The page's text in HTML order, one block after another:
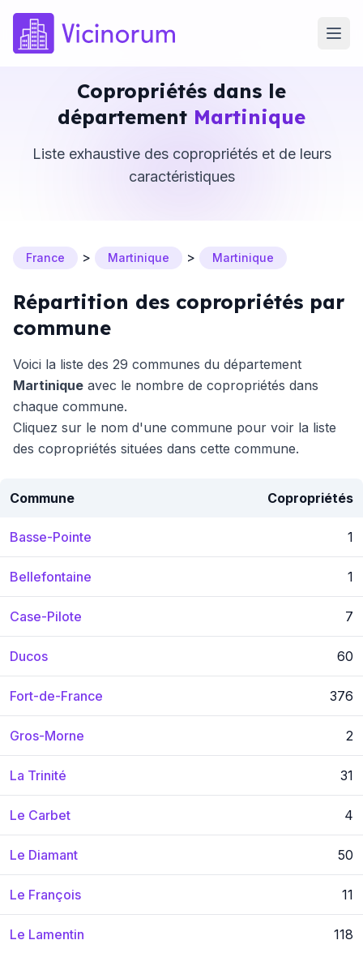
Copropriétés dans le
département Martinique
Liste exhaustive des copropriétés et de leurs
caractéristiques
France > Martinique > Martinique
Répartition des copropriétés par
commune
Voici la liste des 29 communes du département
Martinique avec le nombre de copropriétés dans
chaque commune.
Cliquez sur le nom d'une commune pour voir la liste
des copropriétés situées dans cette commune.
Commune Copropriétés
Basse-Pointe 1
Bellefontaine 1
Case-Pilote 7
Ducos 60
Fort-de-France 376
Gros-Morne 2
La Trinité 31
Le Carbet 4
Le Diamant 50
Le François 11
Le Lamentin 118